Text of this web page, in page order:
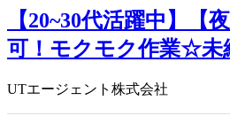
【20~30代活躍中】【
可！モクモク作業☆未
UTエージェント株式会社